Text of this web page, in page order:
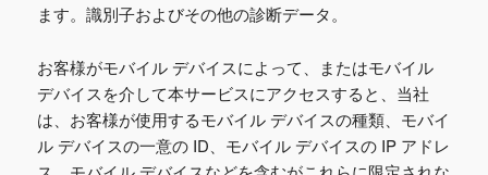
ます。識別子およびその他の診断データ。
お客様がモバイル デバイスによって、またはモバイル
デバイスを介して本サービスにアクセスすると、当社
は、お客様が使用するモバイル デバイスの種類、モバイ
ル デバイスの一意の ID、モバイル デバイスの IP アドレ